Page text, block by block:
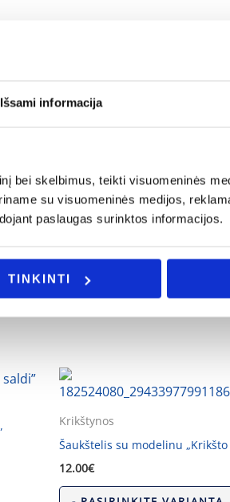
Išsami informacija
bei skelbimus, teikti visuomeninės
su visuomeninės medijos,
paslaugas surinktos informacijos.
TINKINTI
užsakymas, galite mums
Krikštynos
Šaukštelis su modelinu
12.00€